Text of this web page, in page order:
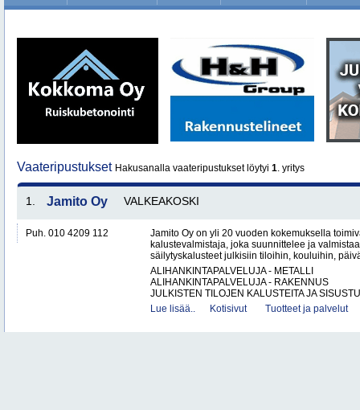
Vaateripustukset Hakusanalla vaateripustukset löytyi 1. yritys
1. Jamito Oy VALKEAKOSKI
Puh. 010 4209 112
Jamito Oy on yli 20 vuoden kokemuksella
kalustevalmistaja, joka suunnittelee ja
säilytyskalusteet julkisiin tiloihin, kouluihin,
ALIHANKINTAPALVELUJA - METALLI
ALIHANKINTAPALVELUJA - RAKENNUS
JULKISTEN TILOJEN KALUSTEITA JA
Lue lisää..
Kotisivut Tuotteet ja palvelut